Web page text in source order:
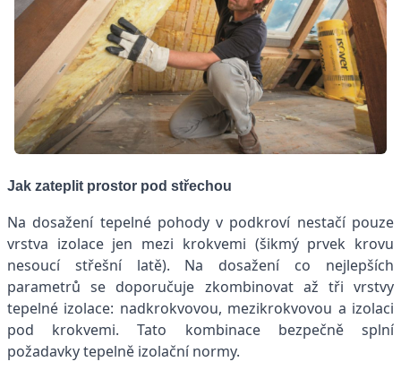
Jak zateplit prostor pod střechou
Na dosažení tepelné pohody v podkroví nestačí pouze
vrstva izolace jen mezi krokvemi (šikmý prvek krovu
nesoucí střešní latě). Na dosažení co nejlepších
parametrů se doporučuje zkombinovat až tři vrstvy
tepelné izolace: nadkrokvovou, mezikrokvovou a izolaci
pod krokvemi. Tato kombinace bezpečně splní
požadavky tepelně izolační normy.